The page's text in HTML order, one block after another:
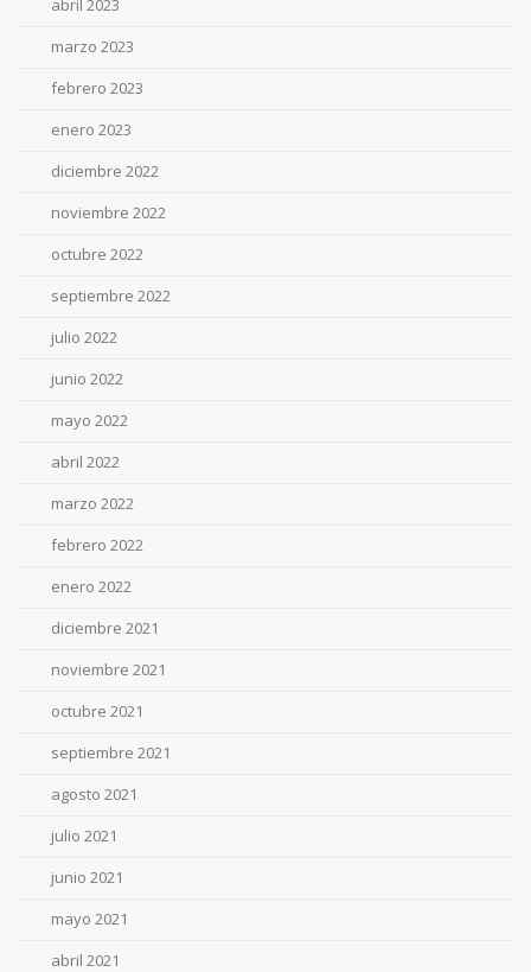
abril 2023
marzo 2023
febrero 2023
enero 2023
diciembre 2022
noviembre 2022
octubre 2022
septiembre 2022
julio 2022
junio 2022
mayo 2022
abril 2022
marzo 2022
febrero 2022
enero 2022
diciembre 2021
noviembre 2021
octubre 2021
septiembre 2021
agosto 2021
julio 2021
junio 2021
mayo 2021
abril 2021